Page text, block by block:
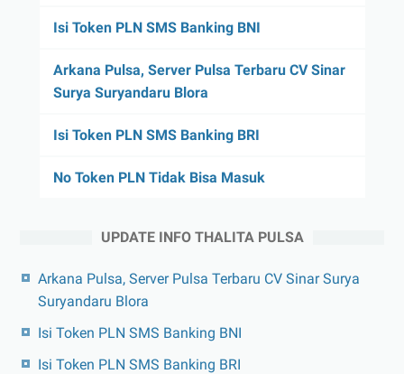
Isi Token PLN SMS Banking BNI
Arkana Pulsa, Server Pulsa Terbaru CV Sinar
Surya Suryandaru Blora
Isi Token PLN SMS Banking BRI
No Token PLN Tidak Bisa Masuk
UPDATE INFO THALITA PULSA
Arkana Pulsa, Server Pulsa Terbaru CV Sinar Surya
Suryandaru Blora
Isi Token PLN SMS Banking BNI
Isi Token PLN SMS Banking BRI